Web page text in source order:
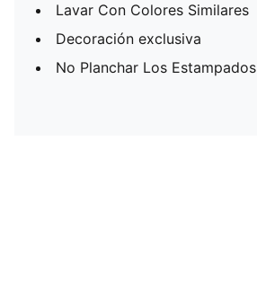
Lavar Con Colores Similares
Decoración exclusiva
No Planchar Los Estampados